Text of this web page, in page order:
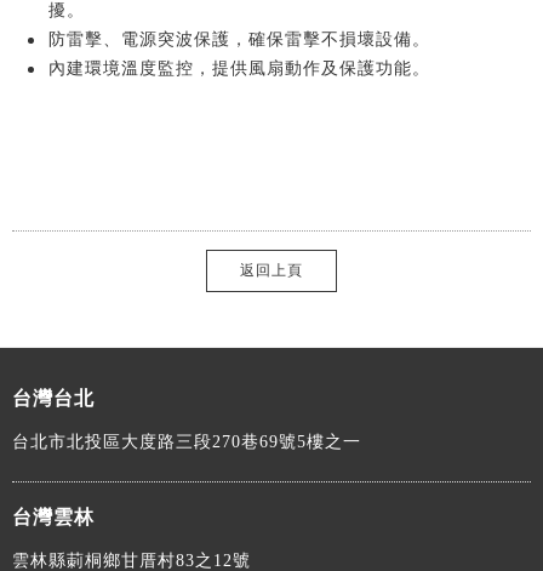
擾。
防雷擊、電源突波保護，確保雷擊不損壞設備。
內建環境溫度監控，提供風扇動作及保護功能。
返回上頁
台灣台北
台北市北投區大度路三段270巷69號5樓之一
台灣雲林
雲林縣莿桐鄉甘厝村83之12號